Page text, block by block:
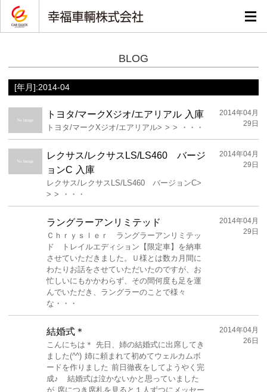
BLOG
[年月]:2014-04
トヨタ/マークXジオ/エアリアル 入庫
トヨタ/マークXジオ/エアリアル> > > ・・・
2014年04月
29日
レクサス/レクサスLS/LS460 バージ
ョンC 入庫
レクサス/レクサスLS/LS460 バージョンC>
> > ・・・
2014年04月
29日
ラングラーアンリミテッド
Ｃｈｒｙｓｌｅｒ ラングラーアンリミテッ
ド トレイルエディション【限定車】を納車
させていただきました。Ｕ様とは数カ月間に
わたりお話をさせていただいたのですが、お
忙しいにもかかわらず、その間何度も足を運
んでいただき、ラングラーのことで様々
な・・・
2014年04月
29日
結婚式＊
こんにちは＊ 先日、姉の結婚式に出席してき
ました(^^) 姉に頼まれて初めてウェルカムボ
ードを作りました 前日徹夜をしてようやく完
成♪ 結婚式は泣かないかと思っていました
が 席につき席札を見ると１人ずつにメッセー
2014年04月
26日